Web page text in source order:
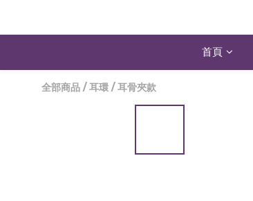
首頁
全部商品 /耳環 /耳骨夾款